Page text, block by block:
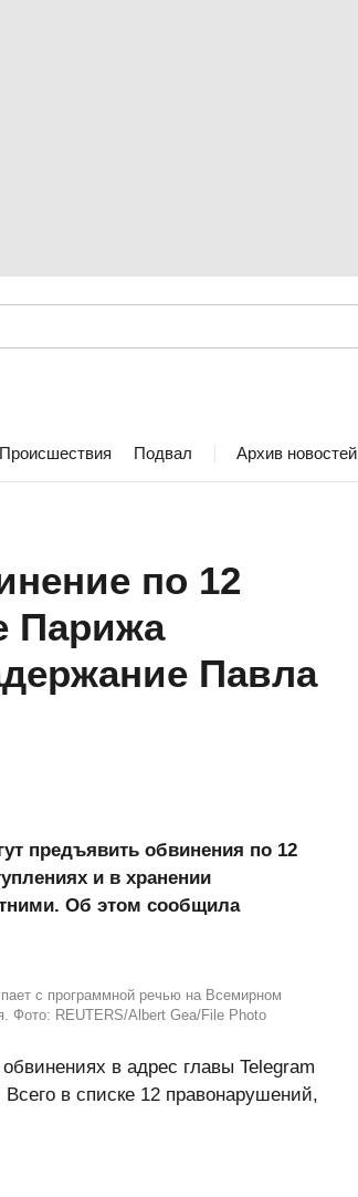
Происшествия Подвал Архив новостей
по 12
Парижа
Павла
предъявить обвинения по 12
и в хранении
Об этом сообщила
с программной речью на Всемирном
Фото: REUTERS/Albert Gea/File Photo
в адрес главы Telegram
в списке 12 правонарушений,